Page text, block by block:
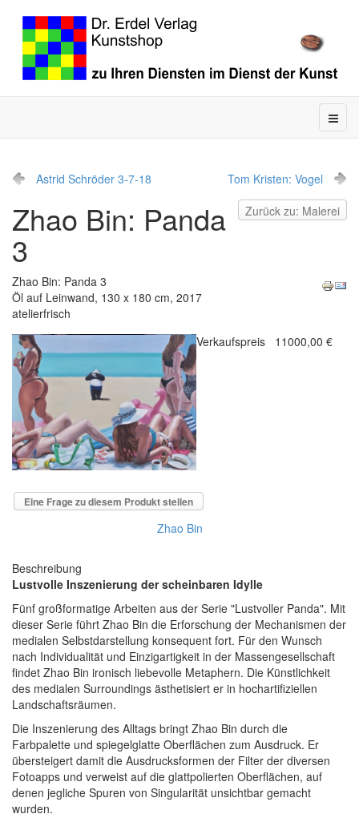
Astrid Schröder 3-7-18
Tom Kristen: Vogel
Zurück zu: Malerei
Zhao Bin: Panda
3
Zhao Bin: Panda 3
Öl auf Leinwand, 130 x 180 cm, 2017
atelierfrisch
Verkaufspreis
11000,00 €
Eine Frage zu diesem Produkt stellen
Zhao Bin
Beschreibung
Lustvolle Inszenierung der scheinbaren Idylle
Fünf großformatige Arbeiten aus der Serie "Lustvoller Panda". Mit
dieser Serie führt Zhao Bin die Erforschung der Mechanismen der
medialen Selbstdarstellung konsequent fort. Für den Wunsch
nach Individualität und Einzigartigkeit in der Massengesellschaft
findet Zhao Bin ironisch liebevolle Metaphern. Die Künstlichkeit
des medialen Surroundings ästhetisiert er in hochartifiziellen
Landschaftsräumen.
Die Inszenierung des Alltags bringt Zhao Bin durch die
Farbpalette und spiegelglatte Oberflächen zum Ausdruck. Er
übersteigert damit die Ausdrucksformen der Filter der diversen
Fotoapps und verweist auf die glattpolierten Oberflächen, auf
denen jegliche Spuren von Singularität unsichtbar gemacht
wurden.